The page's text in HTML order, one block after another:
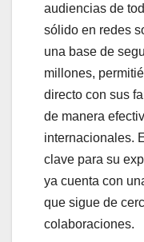
audiencias de
sólido en redes
una base de
millones,
directo con sus
de manera
internacionales.
clave para su
ya cuenta con
que sigue de
colaboraciones.